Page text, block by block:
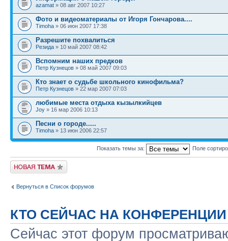
azamat » 08 авг 2007 10:27
Фото и видеоматериалы от Игоря Гончарова....
Timoha » 06 июн 2007 17:38
Разрешите похвалиться
Резида » 10 май 2007 08:42
Вспомним наших предков
Петр Кузнецов » 08 май 2007 09:03
Кто знает о судьбе школьного кинофильма?
Петр Кузнецов » 22 мар 2007 07:03
любимые места отдыха кызылкийцев
Joy » 16 мар 2006 10:13
Песни о городе.....
Timoha » 13 июн 2006 22:57
Показать темы за: Поле
Новая тема
Вернуться в Список форумов
КТО СЕЙЧАС НА КОНФЕРЕНЦИИ
Сейчас этот форум